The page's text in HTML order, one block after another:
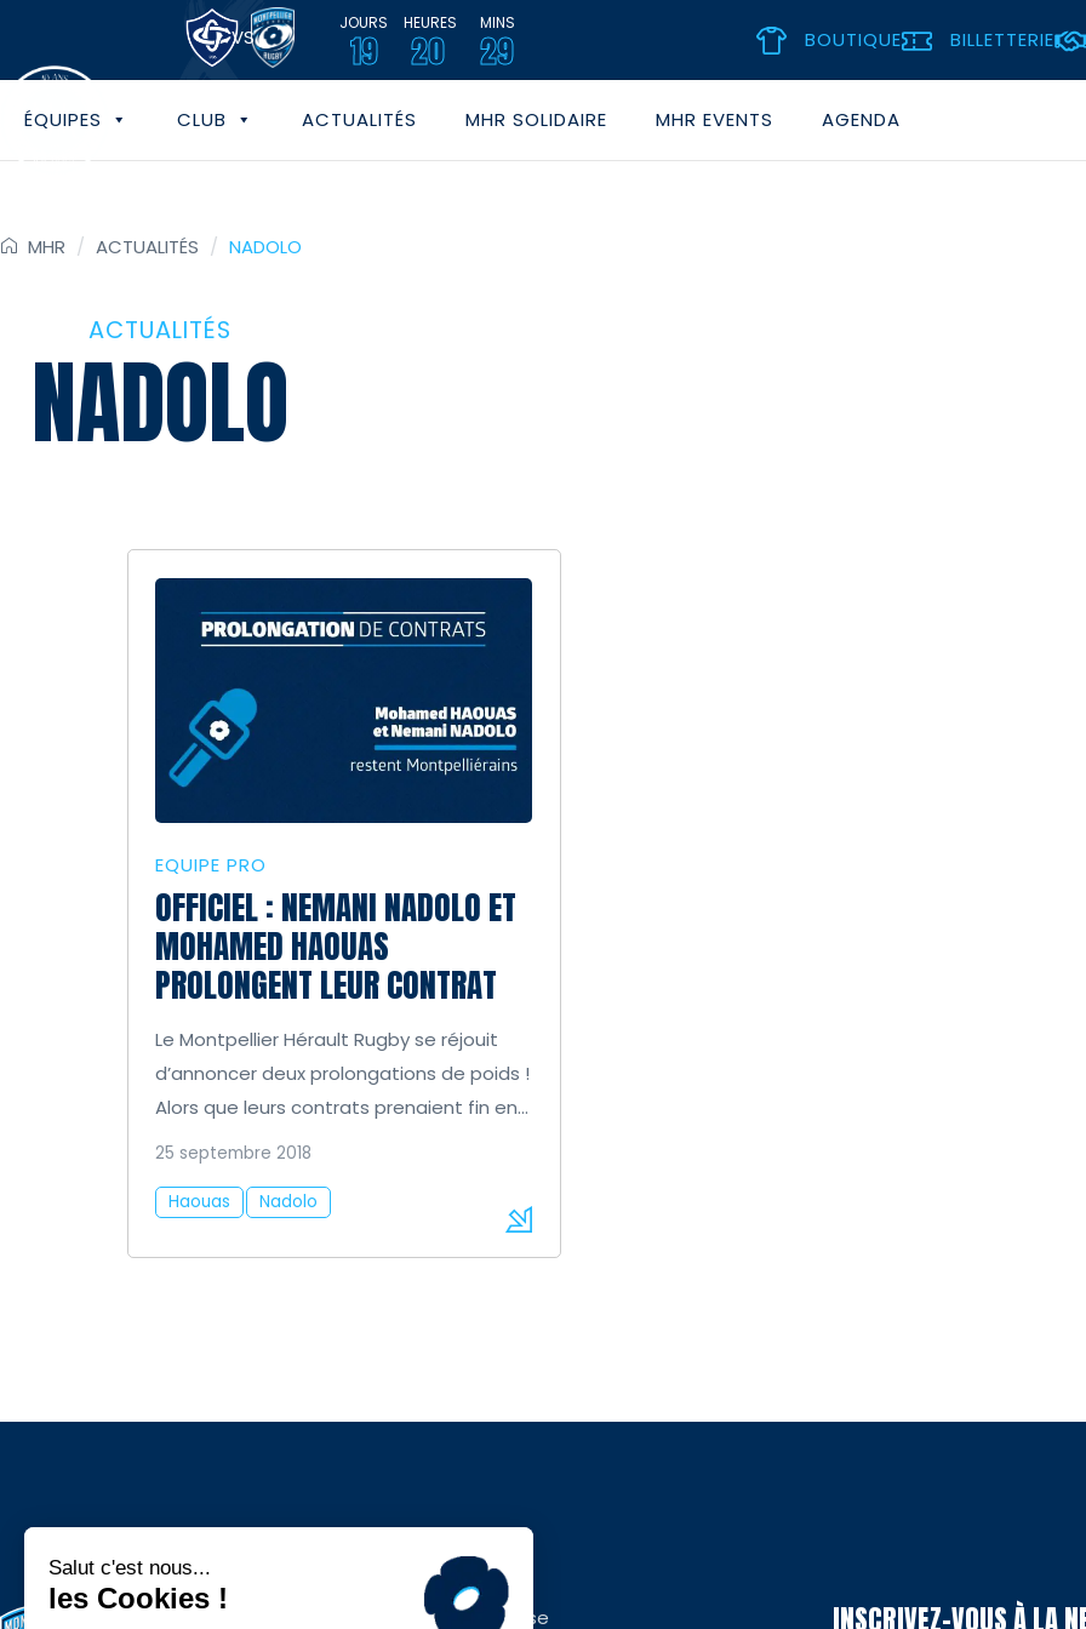
VS
JOURS
19
HEURES
20
MINS
29 BOUTIQUE BILLETTERIE
ÉQUIPES CLUB ACTUALITÉS MHR SOLIDAIRE MHR EVENTS AGENDA
MHR / ACTUALITÉS / NADOLO
ACTUALITÉS
NADOLO
EQUIPE PRO
OFFICIEL : NEMANI NADOLO ET
MOHAMED HAOUAS
PROLONGENT LEUR CONTRAT
Le Montpellier Hérault Rugby se réjouit
d’annoncer deux prolongations de poids !
Alors que leurs contrats prenaient fin en
juin 2019, […]
25 septembre 2018
Haouas Nadolo
Espace presse INSCRIVEZ-VOUS À LA